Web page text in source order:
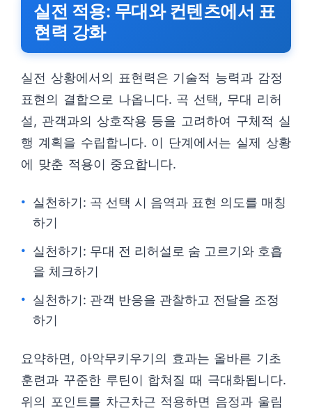
실전 적용: 무대와 컨텐츠에서 표
현력 강화
실전 상황에서의 표현력은 기술적 능력과 감정
표현의 결합으로 나옵니다. 곡 선택, 무대 리허
설, 관객과의 상호작용 등을 고려하여 구체적 실
행 계획을 수립합니다. 이 단계에서는 실제 상황
에 맞춘 적용이 중요합니다.
실천하기: 곡 선택 시 음역과 표현 의도를 매칭
하기
실천하기: 무대 전 리허설로 숨 고르기와 호흡
을 체크하기
실천하기: 관객 반응을 관찰하고 전달을 조정
하기
요약하면, 아악무키우기의 효과는 올바른 기초
훈련과 꾸준한 루틴이 합쳐질 때 극대화됩니다.
위의 포인트를 차근차근 적용하면 음정과 울림